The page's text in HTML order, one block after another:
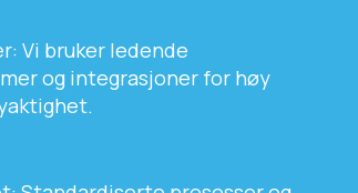
Vi bruker ledende
og integrasjoner for høy